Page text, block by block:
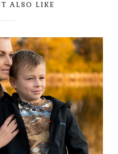
ALSO LIKE